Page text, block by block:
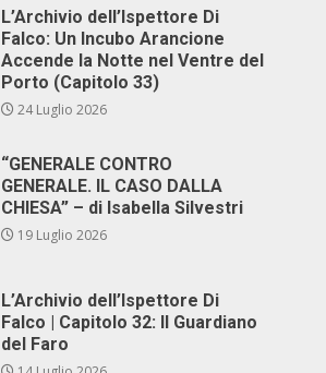
L’Archivio dell’Ispettore Di
Falco: Un Incubo Arancione
Accende la Notte nel Ventre del
Porto (Capitolo 33)
24 Luglio 2026
“GENERALE CONTRO
GENERALE. IL CASO DALLA
CHIESA” – di Isabella Silvestri
19 Luglio 2026
L’Archivio dell’Ispettore Di
Falco | Capitolo 32: Il Guardiano
del Faro